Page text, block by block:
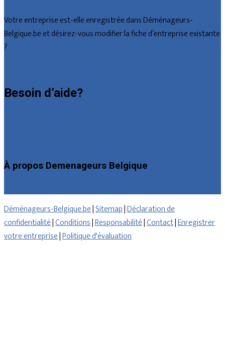
Votre entreprise est-elle enregistrée dans Déménageurs-
Belgique.be et désirez-vous modifier la fiche d’entreprise existante
?
Besoin d’aide?
À propos Demenageurs Belgique
Déménageurs-Belgique.be|Sitemap|Déclaration de
confidentialité|Conditions|Responsabilité|Contact|Enregistrer
votre entreprise|Politique d'évaluation